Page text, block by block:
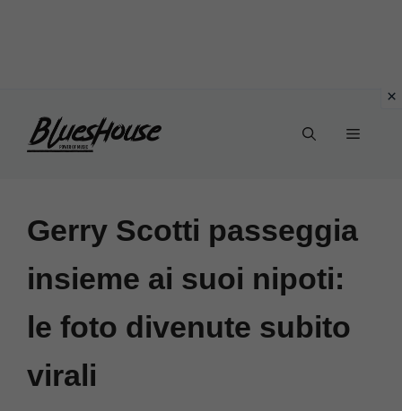
Menu
Gerry Scotti passeggia
insieme ai suoi nipoti:
le foto divenute subito
virali